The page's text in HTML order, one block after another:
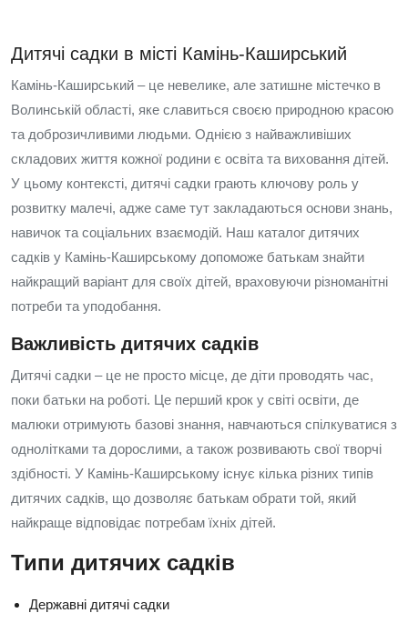
Дитячі садки в місті Камінь-Каширський
Камінь-Каширський – це невелике, але затишне містечко в
Волинській області, яке славиться своєю природною красою
та доброзичливими людьми. Однією з найважливіших
складових життя кожної родини є освіта та виховання дітей.
У цьому контексті, дитячі садки грають ключову роль у
розвитку малечі, адже саме тут закладаються основи знань,
навичок та соціальних взаємодій. Наш каталог дитячих
садків у Камінь-Каширському допоможе батькам знайти
найкращий варіант для своїх дітей, враховуючи різноманітні
потреби та уподобання.
Важливість дитячих садків
Дитячі садки – це не просто місце, де діти проводять час,
поки батьки на роботі. Це перший крок у світі освіти, де
малюки отримують базові знання, навчаються спілкуватися з
однолітками та дорослими, а також розвивають свої творчі
здібності. У Камінь-Каширському існує кілька різних типів
дитячих садків, що дозволяє батькам обрати той, який
найкраще відповідає потребам їхніх дітей.
Типи дитячих садків
Державні дитячі садки